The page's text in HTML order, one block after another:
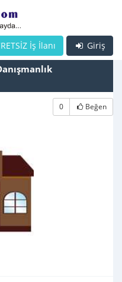
Giriş
İş İlanı
0 Beğen